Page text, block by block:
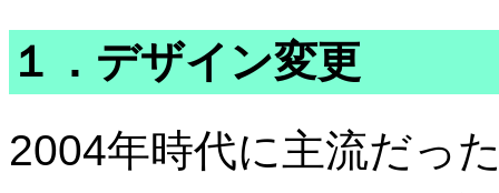
１．デザイン変更
2004年時代に主流だっ